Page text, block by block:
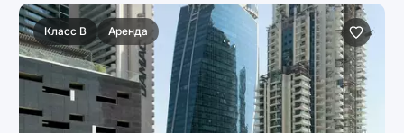
Класс A Аренда